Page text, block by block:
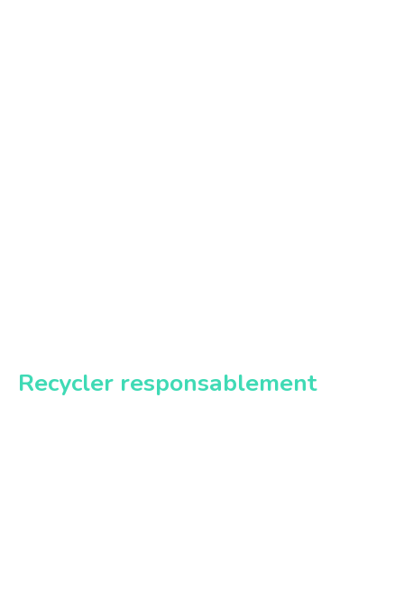
Recycler responsablement